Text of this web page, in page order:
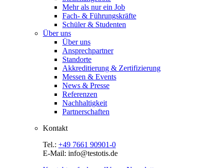
Mehr als nur ein Job
Fach- & Führungskräfte
Schüler & Studenten
Über uns
Über uns
Ansprechpartner
Standorte
Akkreditierung & Zertifizierung
Messen & Events
News & Presse
Referenzen
Nachhaltigkeit
Partnerschaften
Kontakt
Tel.: +49 7661 90901-0
E-Mail: info@testotis.de